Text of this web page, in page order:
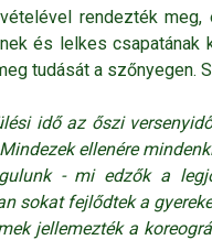
rendezték
és lelkes
tudását a szőnyegen.
idő az őszi
ellenére
- mi edzők a
sokat fejlődtek a
jellemezték a